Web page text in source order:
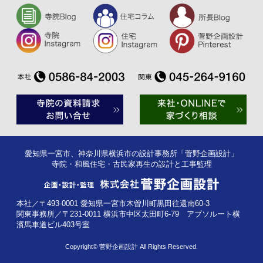
愛知県一宮市、神奈川県横浜市の設計事務所「菅野企画設計」
寺院・和風住宅・古民家再生の設計と工事監理
本社／〒493-0001 愛知県一宮市木曽川町黒田往還南60-3
関東事務所／〒231-0011 横浜市中区太田町6-79 アブソルート横
濱馬車道ビル403号室
Copyright© 菅野企画設計 All Rights Reserved.